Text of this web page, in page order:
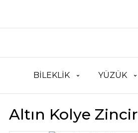
BİLEKLİK YÜZÜK
Altın Kolye Zincir